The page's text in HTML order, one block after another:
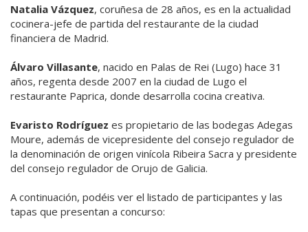
Natalia Vázquez, coruñesa de 28 años, es en la actualidad
cocinera-jefe de partida del restaurante de la ciudad
financiera de Madrid.
Álvaro Villasante, nacido en Palas de Rei (Lugo) hace 31
años, regenta desde 2007 en la ciudad de Lugo el
restaurante Paprica, donde desarrolla cocina creativa.
Evaristo Rodríguez es propietario de las bodegas Adegas
Moure, además de vicepresidente del consejo regulador de
la denominación de origen vinícola Ribeira Sacra y presidente
del consejo regulador de Orujo de Galicia.
A continuación, podéis ver el listado de participantes y las
tapas que presentan a concurso: